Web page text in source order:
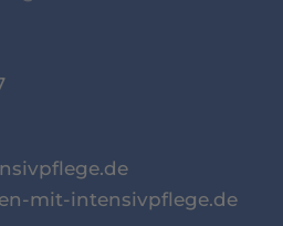
mit-intensivpflege.de